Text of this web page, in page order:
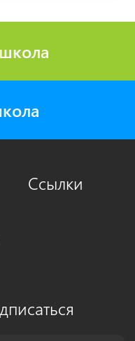
Ссылки